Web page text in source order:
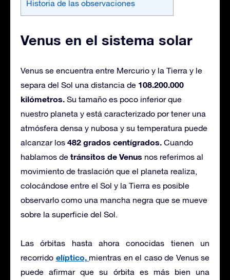
Historia de las observaciones
Venus en el sistema solar
Venus se encuentra entre Mercurio y la Tierra y le
separa del Sol una distancia de 108.200.000
kilómetros. Su tamaño es poco inferior que
nuestro planeta y está caracterizado por tener una
atmósfera densa y nubosa y su temperatura puede
alcanzar los 482 grados centígrados. Cuando
hablamos de tránsitos de Venus nos referimos al
movimiento de traslación que el planeta realiza,
colocándose entre el Sol y la Tierra es posible
observarlo como una mancha negra que se mueve
sobre la superficie del Sol.
Las órbitas hasta ahora conocidas tienen un
recorrido elíptico, mientras en el caso de Venus se
puede afirmar que su órbita es más bien una